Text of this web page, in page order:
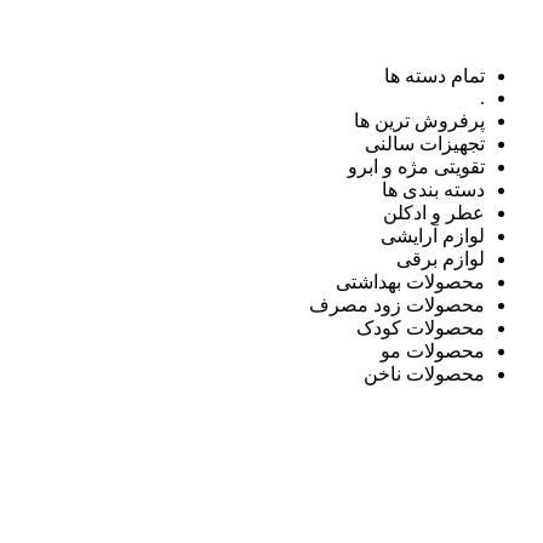
تمام دسته ها
.
پرفروش ترین ها
تجهیزات سالنی
تقویتی مژه و ابرو
دسته بندی ها
عطر و ادکلن
لوازم آرایشی
لوازم برقی
محصولات بهداشتی
محصولات زود مصرف
محصولات کودک
محصولات مو
محصولات ناخن